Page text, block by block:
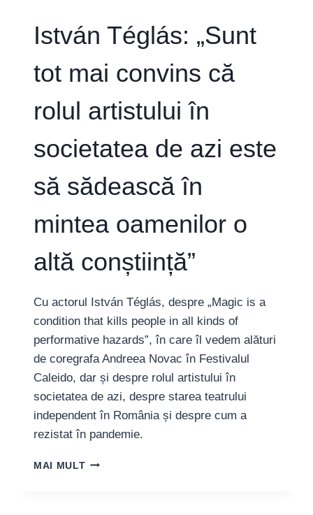
István Téglás: „Sunt
tot mai convins că
rolul artistului în
societatea de azi este
să sădească în
mintea oamenilor o
altă conștiință”
Cu actorul István Téglás, despre „Magic is a
condition that kills people in all kinds of
performative hazards”, în care îl vedem alături
de coregrafa Andreea Novac în Festivalul
Caleido, dar și despre rolul artistului în
societatea de azi, despre starea teatrului
independent în România și despre cum a
rezistat în pandemie.
MAI MULTISTVÁN